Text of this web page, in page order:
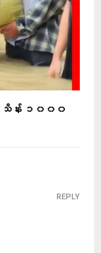
သိန်း ၁၀၀၀
REPLY